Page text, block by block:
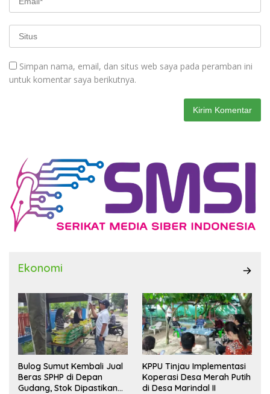
Simpan nama, email, dan situs web saya pada peramban ini
untuk komentar saya berikutnya.
Ekonomi
Bulog Sumut Kembali Jual
Beras SPHP di Depan
Gudang, Stok Dipastikan
KPPU Tinjau Implementasi
Koperasi Desa Merah Putih
di Desa Marindal II